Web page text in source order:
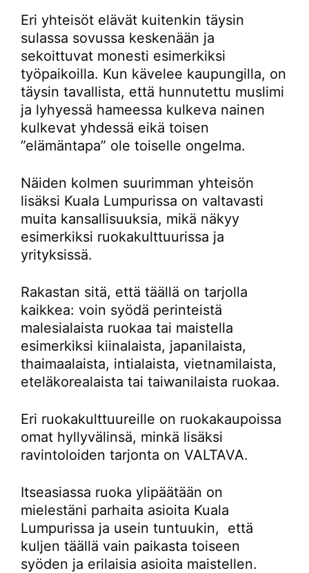
Eri yhteisöt elävät kuitenkin täysin
sulassa sovussa keskenään ja
sekoittuvat monesti esimerkiksi
työpaikoilla. Kun kävelee kaupungilla, on
täysin tavallista, että hunnutettu muslimi
ja lyhyessä hameessa kulkeva nainen
kulkevat yhdessä eikä toisen
”elämäntapa” ole toiselle ongelma.
Näiden kolmen suurimman yhteisön
lisäksi Kuala Lumpurissa on valtavasti
muita kansallisuuksia, mikä näkyy
esimerkiksi ruokakulttuurissa ja
yrityksissä.
Rakastan sitä, että täällä on tarjolla
kaikkea: voin syödä perinteistä
malesialaista ruokaa tai maistella
esimerkiksi kiinalaista, japanilaista,
thaimaalaista, intialaista, vietnamilaista,
eteläkorealaista tai taiwanilaista ruokaa.
Eri ruokakulttuureille on ruokakaupoissa
omat hyllyvälinsä, minkä lisäksi
ravintoloiden tarjonta on VALTAVA.
Itseasiassa ruoka ylipäätään on
mielestäni parhaita asioita Kuala
Lumpurissa ja usein tuntuukin, että
kuljen täällä vain paikasta toiseen
syöden ja erilaisia asioita maistellen.